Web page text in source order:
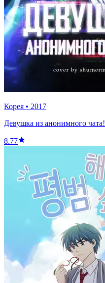
Корея • 2017
Девушка из анонимного чата!
8.77